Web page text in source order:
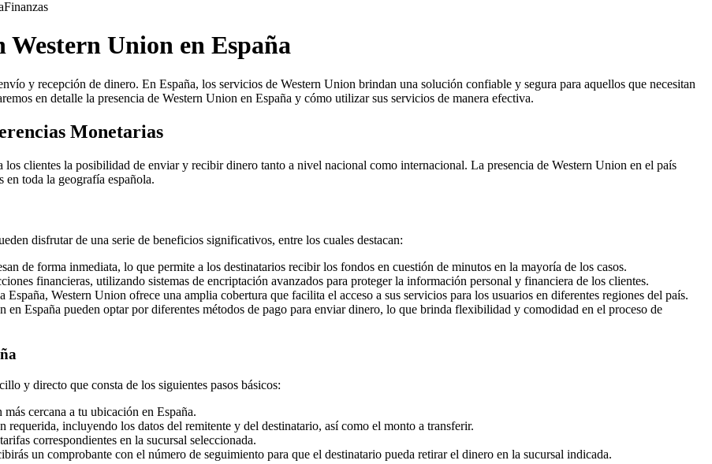
Finanzas
Western Union en España
y recepción de dinero. En España, los servicios de Western Union brindan una solución confiable y segura para aquellos que necesitan
en detalle la presencia de Western Union en España y cómo utilizar sus servicios de manera efectiva.
Monetarias
los clientes la posibilidad de enviar y recibir dinero tanto a nivel nacional como internacional. La presencia de Western Union en el país
en toda la geografía española.
disfrutar de una serie de beneficios significativos, entre los cuales destacan:
de forma inmediata, lo que permite a los destinatarios recibir los fondos en cuestión de minutos en la mayoría de los casos.
financieras, utilizando sistemas de encriptación avanzados para proteger la información personal y financiera de los clientes.
España, Western Union ofrece una amplia cobertura que facilita el acceso a sus servicios para los usuarios en diferentes regiones del país.
en España pueden optar por diferentes métodos de pago para enviar dinero, lo que brinda flexibilidad y comodidad en el proceso de
y directo que consta de los siguientes pasos básicos:
cercana a tu ubicación en España.
incluyendo los datos del remitente y del destinatario, así como el monto a transferir.
correspondientes en la sucursal seleccionada.
un comprobante con el número de seguimiento para que el destinatario pueda retirar el dinero en la sucursal indicada.